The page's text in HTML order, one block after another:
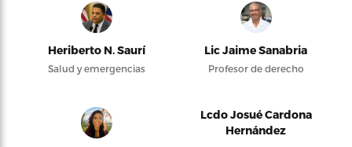
Heriberto N. Saurí
Salud y emergencias
Lic Jaime Sanabria
Profesor de derecho
Lcdo Josué Cardona
Hernández